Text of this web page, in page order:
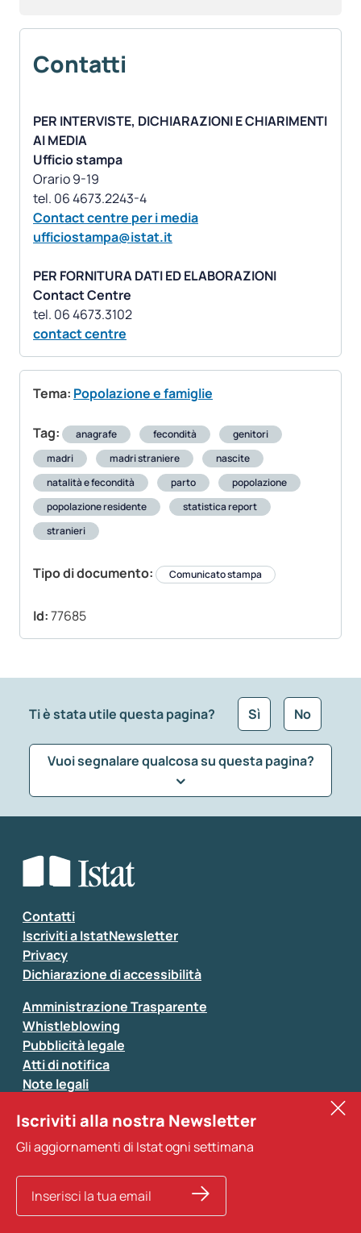
Contatti
PER INTERVISTE, DICHIARAZIONI E CHIARIMENTI
AI MEDIA
Ufficio stampa
Orario 9-19
Contact centre per i media
ufficiostampa@istat.it
PER FORNITURA DATI ED ELABORAZIONI
Contact Centre
contact centre
Tema: Popolazione e famiglie
Tag: anagrafe fecondità
genitori
madri
madri straniere
nascite
natalità e fecondità
parto
popolazione
popolazione residente
statistica report
stranieri
Tipo di documento: Comunicato stampa
Id:77685
Ti è stata utile questa pagina? Sì No
Vuoi segnalare qualcosa su questa pagina?
Seleziona la tipologia della segnalazione
Inserisci il tuo commento
Si prega di non fornire dati di natura personale (ad
esempio dati di contatto). Per ogni altra comunicazione
e per richiedere dati, pubblicazioni, file di microdati,
ricerche storiche e richieste personalizzate basta
Contatti
Iscriviti a IstatNewsletter
Privacy
Dichiarazione di accessibilità
Amministrazione Trasparente
Whistleblowing
Pubblicità legale
Atti di notifica
Note legali
Sistan
Altri servizi
Iscriviti alla nostra Newsletter
Gli aggiornamenti di Istat ogni settimana